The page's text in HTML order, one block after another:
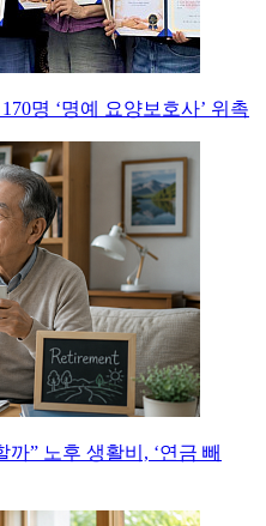
명 ‘명예 요양보호사’ 위촉
” 노후 생활비, ‘연금 빼